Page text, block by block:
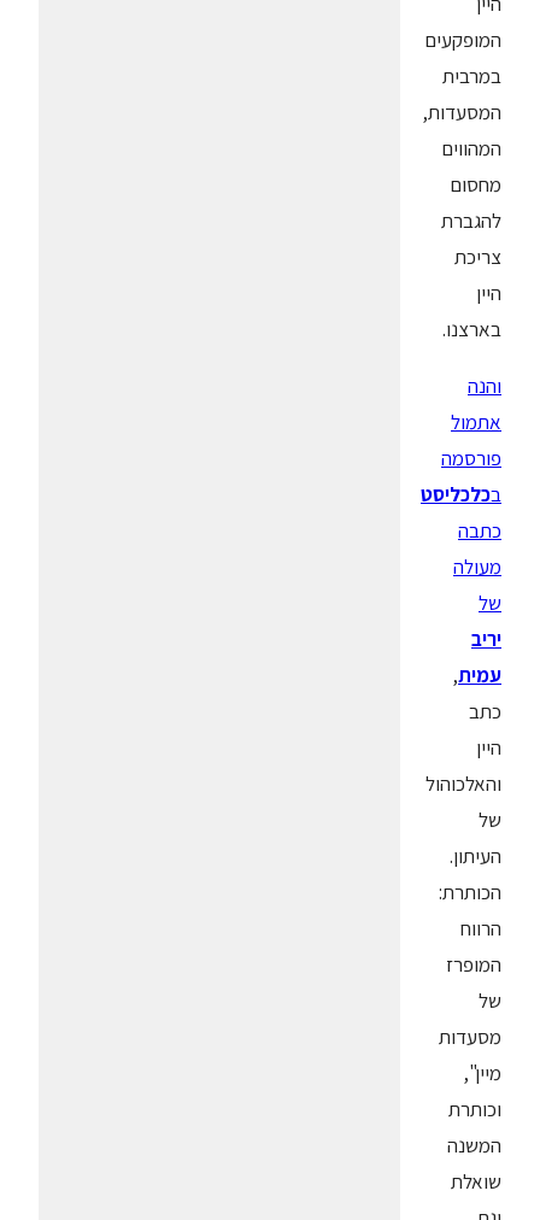
המופקעים
במרבית
המסעדות,
המהווים
מחסום
להגברת
צריכת
היין
בארצנו.
והנה
אתמול
פורסמה
בכלכליסט
כתבה
מעולה
של
יריב
עמית,
כתב
היין
והאלכוהול
של
העיתון.
הכותרת:
הרווח
המופרז
של
מסעדות
מיין",
וכותרת
המשנה
שואלת